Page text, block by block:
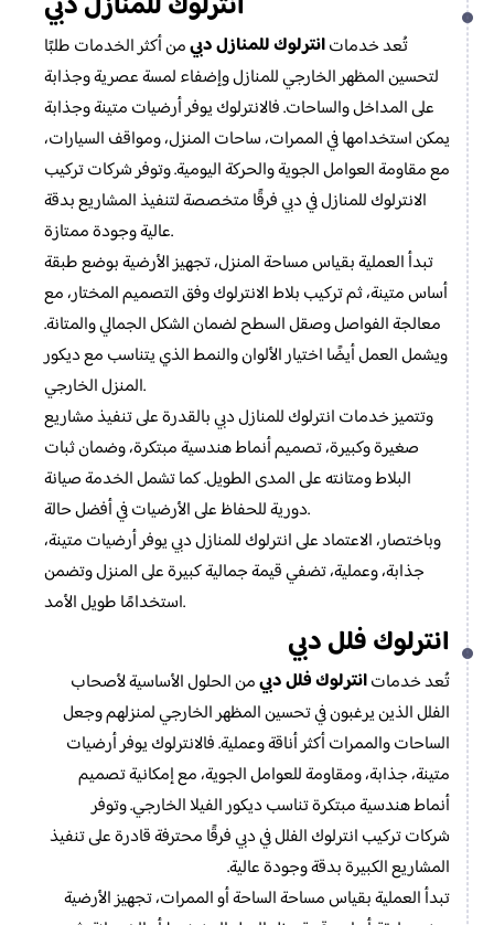
تُعد خدماتانترلوك للمنازل دبيمن أكثر الخدمات طلبًا
لتحسين المظهر الخارجي للمنازل وإضفاء لمسة عصرية وجذابة
على المداخل والساحات. فالانترلوك يوفر أرضيات متينة وجذابة
يمكن استخدامها في الممرات، ساحات المنزل، ومواقف السيارات،
مع مقاومة العوامل الجوية والحركة اليومية. وتوفر شركات تركيب
الانترلوك للمنازل في دبي فرقًا متخصصة لتنفيذ المشاريع بدقة
عالية وجودة ممتازة.
تبدأ العملية بقياس مساحة المنزل، تجهيز الأرضية بوضع طبقة
أساس متينة، ثم تركيب بلاط الانترلوك وفق التصميم المختار، مع
معالجة الفواصل وصقل السطح لضمان الشكل الجمالي والمتانة.
ويشمل العمل أيضًا اختيار الألوان والنمط الذي يتناسب مع ديكور
المنزل الخارجي.
وتتميز خدمات انترلوك للمنازل دبي بالقدرة على تنفيذ مشاريع
صغيرة وكبيرة، تصميم أنماط هندسية مبتكرة، وضمان ثبات
البلاط ومتانته على المدى الطويل. كما تشمل الخدمة صيانة
دورية للحفاظ على الأرضيات في أفضل حالة.
وباختصار، الاعتماد على انترلوك للمنازل دبي يوفر أرضيات متينة،
جذابة، وعملية، تضفي قيمة جمالية كبيرة على المنزل وتضمن
استخدامًا طويل الأمد.
انترلوك فلل دبي
تُعد خدماتانترلوك فلل دبيمن الحلول الأساسية لأصحاب
الفلل الذين يرغبون في تحسين المظهر الخارجي لمنزلهم وجعل
الساحات والممرات أكثر أناقة وعملية. فالانترلوك يوفر أرضيات
متينة، جذابة، ومقاومة للعوامل الجوية، مع إمكانية تصميم
أنماط هندسية مبتكرة تناسب ديكور الفيلا الخارجي. وتوفر
شركات تركيب انترلوك الفلل في دبي فرقًا محترفة قادرة على تنفيذ
المشاريع الكبيرة بدقة وجودة عالية.
تبدأ العملية بقياس مساحة الساحة أو الممرات، تجهيز الأرضية